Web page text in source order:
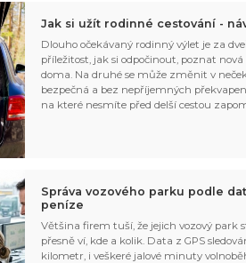
Jak si užít rodinné cestování -
Dlouho očekávaný rodinný výlet je za
příležitost, jak si odpočinout, poznat
doma. Na druhé se může změnit v
bezpečná a bez nepříjemných
na které nesmíte před delší cestou
Správa vozového parku podle
peníze
Většina firem tuší, že jejich vozový park
přesně ví, kde a kolik. Data z GPS
kilometr, i veškeré jalové minuty